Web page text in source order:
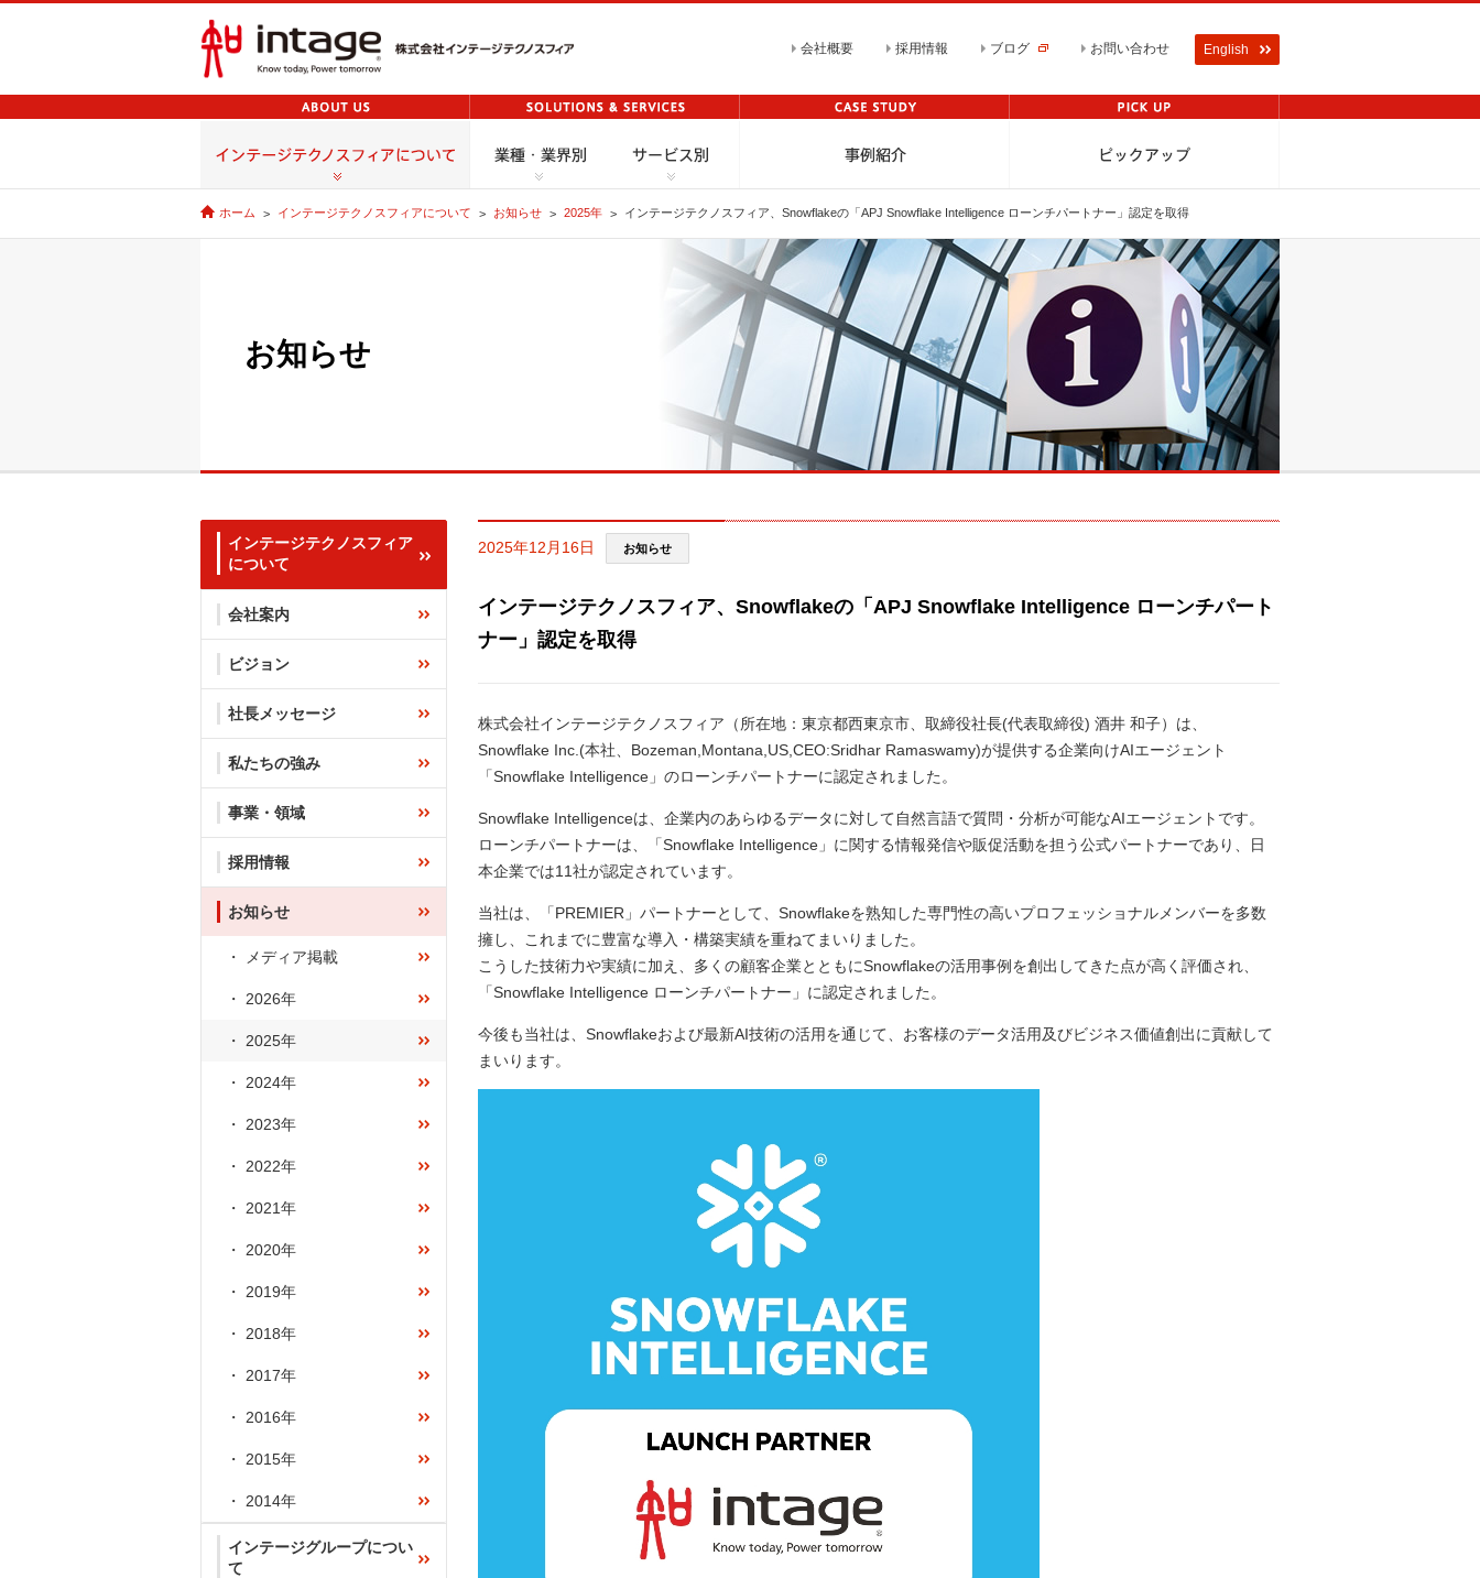
会社概要 採用情報 ブログ お問い合わせ English
ホーム インテージテクノスフィアについて お知らせ 2025年 インテージテクノスフィア、Snowflakeの「APJ Snowflake Intelligence ローンチパートナー」認定を取得
お知らせ
2025年12月16日 お知らせ
インテージテクノスフィア、Snowflakeの「APJ Snowflake Intelligence ローンチパート
ナー」認定を取得
株式会社インテージテクノスフィア（所在地：東京都西東京市、取締役社長(代表取締役) 酒井 和子）は、
Snowflake Inc.(本社、Bozeman,Montana,US,CEO:Sridhar Ramaswamy)が提供する企業向けAIエージェント
「Snowflake Intelligence」のローンチパートナーに認定されました。
Snowflake Intelligenceは、企業内のあらゆるデータに対して自然言語で質問・分析が可能なAIエージェントです。
ローンチパートナーは、「Snowflake Intelligence」に関する情報発信や販促活動を担う公式パートナーであり、日
本企業では11社が認定されています。
当社は、「PREMIER」パートナーとして、Snowflakeを熟知した専門性の高いプロフェッショナルメンバーを多数
擁し、これまでに豊富な導入・構築実績を重ねてまいりました。
こうした技術力や実績に加え、多くの顧客企業とともにSnowflakeの活用事例を創出してきた点が高く評価され、
「Snowflake Intelligence ローンチパートナー」に認定されました。
今後も当社は、Snowflakeおよび最新AI技術の活用を通じて、お客様のデータ活用及びビジネス価値創出に貢献して
まいります。
インテージテクノスフィア
について
会社案内
ビジョン
社長メッセージ
私たちの強み
事業・領域
採用情報
お知らせ
メディア掲載
2026年
2025年
2024年
2023年
2022年
2021年
2020年
2019年
2018年
2017年
2016年
2015年
2014年
インテージグループについ
て